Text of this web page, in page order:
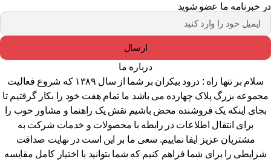
خبرنامه ما عضو شوید
ارسال
درباره ما
سلام بر تنها راه : درود بیکران بر شما از سال ۱۳۸۹ که شروع فعالیت
بزرگ پلاک چهارده می باشد ما تمام هفت خود را بکار گرفتیم تا
اینکه یک فروشنده محض باشیم نقش یک راهنما و مشاور خوب را
برای انتقال اطلاعات در رابطه با محصولات و خدمات شرکت به
مشتریان عزیز ایفا نماییم. سعی ما بر این است در نهایت صداقت
را برای شما فراهم کنیم که شما بتوانید با اختیار کامل مقایسه